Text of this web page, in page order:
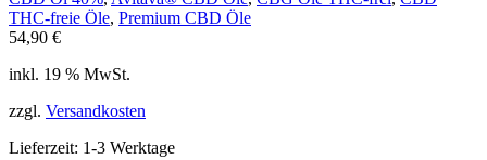
THC-freie Öle, Premium CBD Öle
54,90 €
inkl. 19 % MwSt.
zzgl. Versandkosten
Lieferzeit: 1-3 Werktage